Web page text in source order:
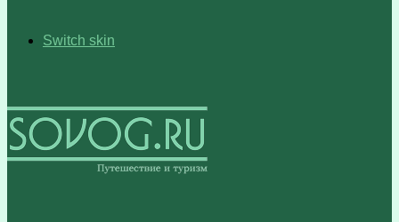
Switch skin